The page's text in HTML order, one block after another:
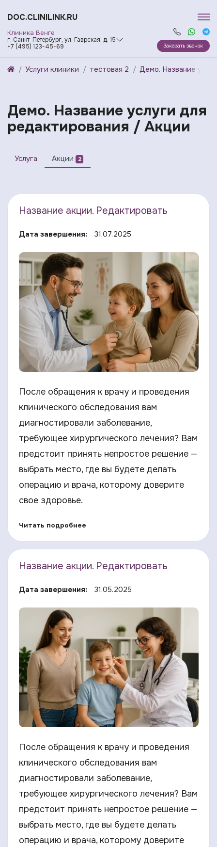
DOC.CLINILINK.RU
Клиника Венге
г. Санкт-Петербург, ул. Гаврская, д. 15
+7 (495) 123-45-69
Заказать звонок
Услуги клиники тестовая 2 Демо. Название
Демо. Название услуги для
редактирования / Акции
Услуга Акции 2
Название акции. Редактировать
Дата завершения: 31.07.2025
После обращения к врачу и проведения
клинического обследования вам
диагностировали заболевание,
требующее хирургического лечения? Вам
предстоит принять непростое решение —
выбрать место, где вы будете делать
операцию и врача, которому доверите
свое здоровье.
Читать подробнее
Название акции. Редактировать
Дата завершения: 31.05.2025
После обращения к врачу и проведения
клинического обследования вам
диагностировали заболевание,
требующее хирургического лечения? Вам
предстоит принять непростое решение —
выбрать место, где вы будете делать
операцию и врача, которому доверите